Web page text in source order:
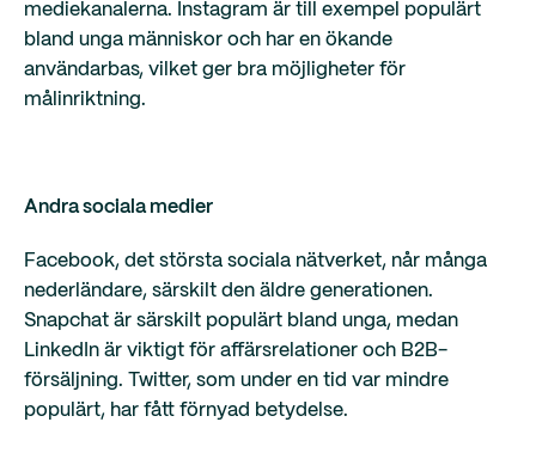
mediekanalerna. Instagram är till exempel populärt
bland unga människor och har en ökande
användarbas, vilket ger bra möjligheter för
målinriktning.
Andra sociala medier
Facebook, det största sociala nätverket, når många
nederländare, särskilt den äldre generationen.
Snapchat är särskilt populärt bland unga, medan
LinkedIn är viktigt för affärsrelationer och B2B-
försäljning. Twitter, som under en tid var mindre
populärt, har fått förnyad betydelse.